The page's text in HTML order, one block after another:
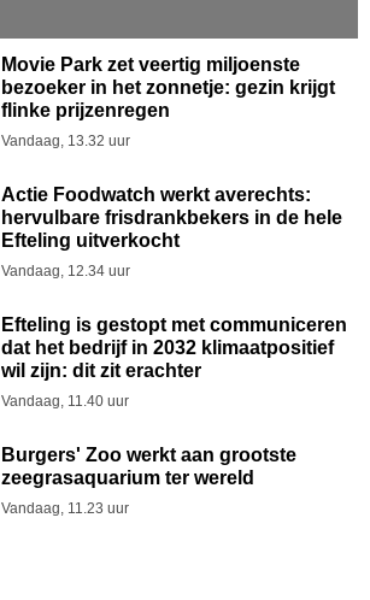
Movie Park zet veertig miljoenste
bezoeker in het zonnetje: gezin krijgt
flinke prijzenregen
Vandaag, 13.32 uur
Actie Foodwatch werkt averechts:
hervulbare frisdrankbekers in de hele
Efteling uitverkocht
Vandaag, 12.34 uur
Efteling is gestopt met communiceren
dat het bedrijf in 2032 klimaatpositief
wil zijn: dit zit erachter
Vandaag, 11.40 uur
Burgers' Zoo werkt aan grootste
zeegrasaquarium ter wereld
Vandaag, 11.23 uur